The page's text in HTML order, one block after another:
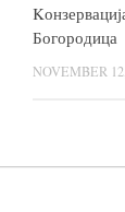
Богородица
NOVEMBER